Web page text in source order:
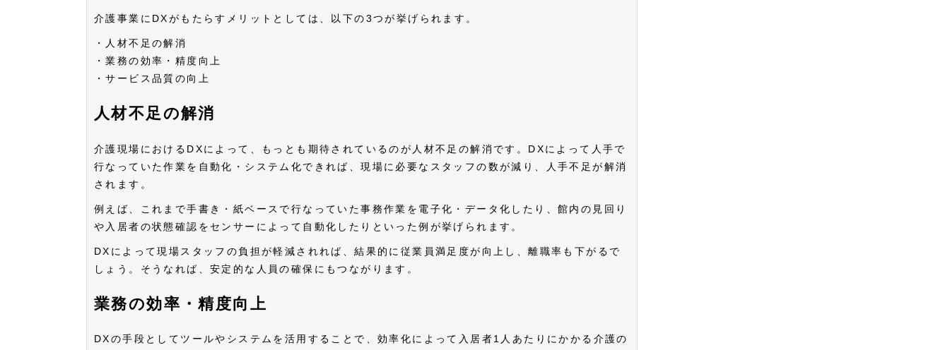
介護事業にDXがもたらすメリットとしては、以下の3つが挙げられます。
・人材不足の解消
・業務の効率・精度向上
・サービス品質の向上
人材不足の解消
介護現場におけるDXによって、もっとも期待されているのが人材不足の解消です。DXによって人手で
行なっていた作業を自動化・システム化できれば、現場に必要なスタッフの数が減り、人手不足が解消
されます。
例えば、これまで手書き・紙ベースで行なっていた事務作業を電子化・データ化したり、館内の見回り
や入居者の状態確認をセンサーによって自動化したりといった例が挙げられます。
DXによって現場スタッフの負担が軽減されれば、結果的に従業員満足度が向上し、離職率も下がるで
しょう。そうなれば、安定的な人員の確保にもつながります。
業務の効率・精度向上
DXの手段としてツールやシステムを活用することで、効率化によって入居者1人あたりにかかる介護の